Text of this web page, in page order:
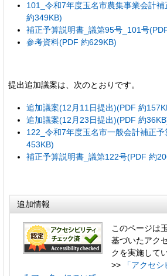
101_令和7年度玉名市農集事業会計
約349KB)
補正予算説明書_議第95号_101号
参考資料(PDF 約629KB)
提出追加議案は、次のとおりです。
追加議案(12月11日提出)(PDF 約
追加議案(12月23日提出)(PDF 約
122_令和7年度玉名市一般会計補正
453KB)
補正予算説明書_議第122号(PDF 約
追加情報
このページは
基づいたアク
クを実施して
>>
「アクセ